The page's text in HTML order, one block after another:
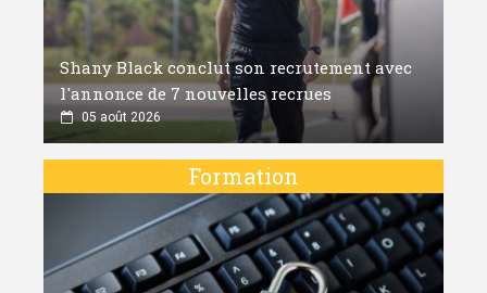
Shany Black conclut son recrutement avec
l'annonce de 7 nouvelles recrues
05 août 2026
Formation